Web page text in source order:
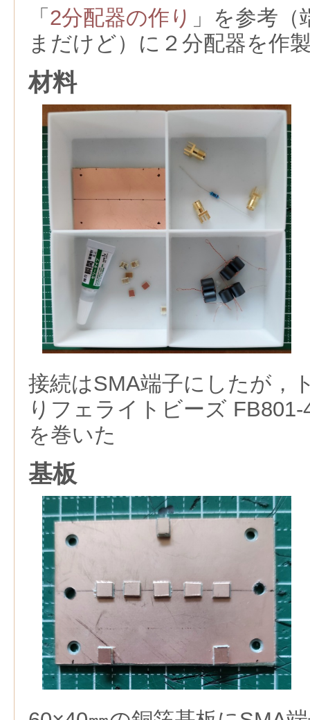
「 2分配器の作り 」を参考
まだけど）に２分配器を作
材料
接続はSMA端子にしたが，
りフェライトビーズ
を巻いた
基板